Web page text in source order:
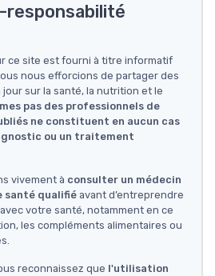
responsabilité
ce site est fourni à titre informatif
nous efforcions de partager des
sur la santé, la nutrition et le
pas des professionnels de
ne constituent en aucun cas
ou un traitement
vivement à consulter un médecin
santé qualifié avant d’entreprendre
votre santé, notamment en ce
les compléments alimentaires ou
reconnaissez que l'utilisation